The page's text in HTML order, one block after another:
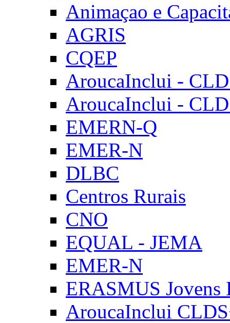
Animaçao e
AGRIS
CQEP
AroucaInclui -
AroucaInclui -
EMERN-Q
EMER-N
DLBC
Centros Rurais
CNO
EQUAL - JEMA
EMER-N
ERASMUS Jovens
AroucaInclui